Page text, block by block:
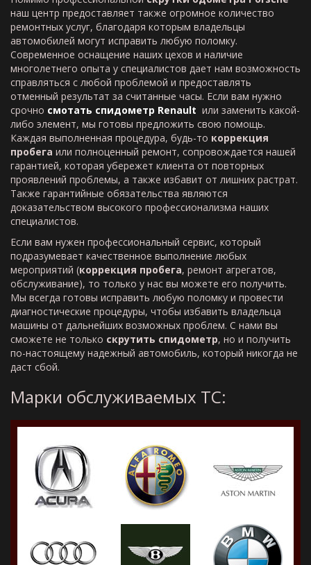
наш центр предоставляет также огромное количество
ремонтных услуг, благодаря которым владельцы
автомобилей могут исправить любую поломку.
Современное оснащение наших цехов и наличие
многолетнего опыта у специалистов дает нам возможность
справляться с любой проблемой и предоставлять
отменный результат за считанные часы. Если вам нужно
срочно смотать спидометр Renault или заменить какой-
либо элемент, мы готовы предложить свою помощь.
Каждая выполненная процедура, будь-то коррекция
пробега или полноценный ремонт, сопровождается нашей
гарантией, которая убережет клиента от повторных
проявлений проблемы, а также избавит от лишних растрат.
Также гарантийные обязательства являются
доказательством высокого профессионализма наших
специалистов.
Если вам нужен профессиональный сервис, который
подразумевает качественное выполнение любых
мероприятий (коррекция пробега, ремонт агрегатов,
обслуживание), то только у нас вы можете его получить.
Мы всегда готовы исправить любую поломку и провести
диагностические процедуры, чтобы избавить владельца
машины от дальнейших возможных проблем. С нами вы
сможете не только скрутить спидометр, но и получить
по-настоящему надежный автомобиль, который никогда не
даст сбой.
Марки обслуживаемых ТС: